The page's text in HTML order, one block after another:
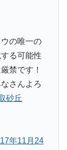
の唯一の
る可能性
禁です！
さんよろ
砂丘
年11月24